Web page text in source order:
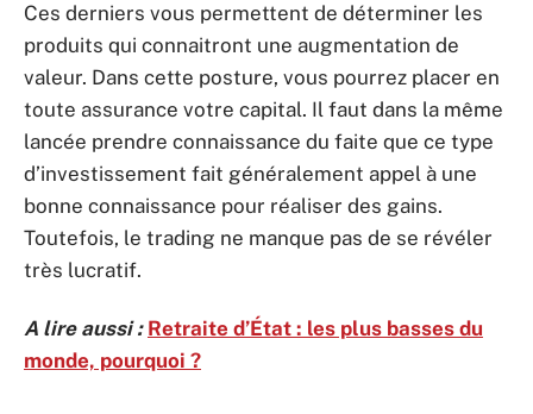
Ces derniers vous permettent de déterminer les
produits qui connaitront une augmentation de
valeur. Dans cette posture, vous pourrez placer en
toute assurance votre capital. Il faut dans la même
lancée prendre connaissance du faite que ce type
d’investissement fait généralement appel à une
bonne connaissance pour réaliser des gains.
Toutefois, le trading ne manque pas de se révéler
très lucratif.
A lire aussi : Retraite d’État : les plus basses du
monde, pourquoi ?